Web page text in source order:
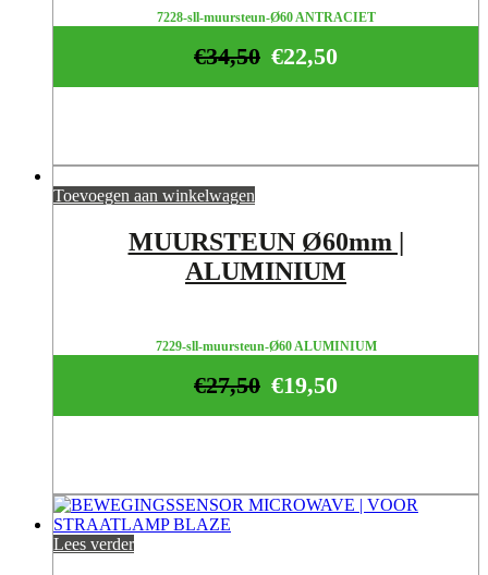
7228-sll-muursteun-Ø60 ANTRACIET
€22,50
€34,50
Toevoegen aan winkelwagen
MUURSTEUN Ø60mm |
ALUMINIUM
7229-sll-muursteun-Ø60 ALUMINIUM
€19,50
€27,50
Lees verder